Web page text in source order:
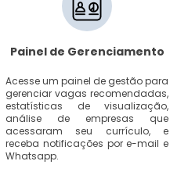
Painel de Gerenciamento
Acesse um painel de gestão para
gerenciar vagas recomendadas,
estatísticas de visualização,
análise de empresas que
acessaram seu currículo, e
receba notificações por e-mail e
Whatsapp.